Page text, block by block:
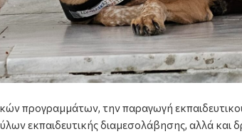
προγραμμάτων, την παραγωγή
εκπαιδευτικής διαμεσολάβησης, αλλά